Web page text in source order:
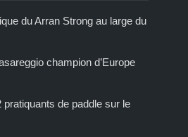
du Arran Strong au large du
champion d’Europe
pratiquants de paddle sur le